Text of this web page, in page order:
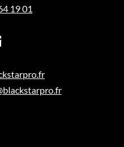
19 01